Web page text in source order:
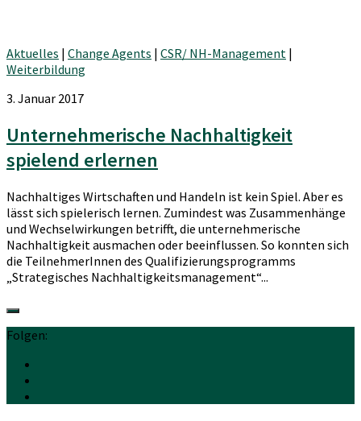
Aktuelles | Change Agents | CSR/ NH-Management |
Weiterbildung
3. Januar 2017
Unternehmerische Nachhaltigkeit
spielend erlernen
Nachhaltiges Wirtschaften und Handeln ist kein Spiel. Aber es
lässt sich spielerisch lernen. Zumindest was Zusammenhänge
und Wechselwirkungen betrifft, die unternehmerische
Nachhaltigkeit ausmachen oder beeinflussen. So konnten sich
die TeilnehmerInnen des Qualifizierungsprogramms
„Strategisches Nachhaltigkeitsmanagement“...
Folgen: